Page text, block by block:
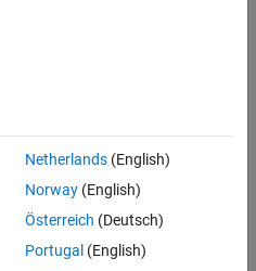
Based Boards
Based Boards
Microcontroller Blockset /
Based Boards
Microcontroller Blockset /
Based Boards
Netherlands(English)
Norway(English)
Österreich (Deutsch)
Portugal (English)